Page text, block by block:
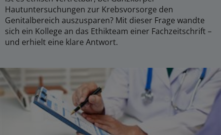
Hautuntersuchungen zur Krebsvorsorge den
Genitalbereich auszusparen? Mit dieser Frage wandte
sich ein Kollege an das Ethikteam einer Fachzeitschrift –
und erhielt eine klare Antwort.